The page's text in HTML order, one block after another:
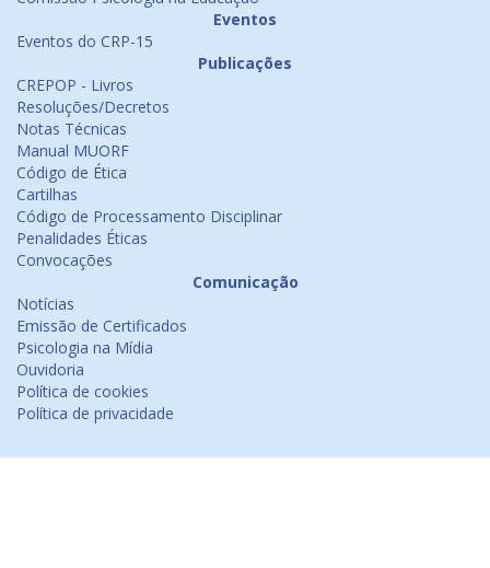
Eventos
Eventos do CRP-15
Publicações
CREPOP - Livros
Resoluções/Decretos
Notas Técnicas
Manual MUORF
Código de Ética
Cartilhas
Código de Processamento Disciplinar
Penalidades Éticas
Convocações
Comunicação
Notícias
Emissão de Certificados
Psicologia na Mídia
Ouvidoria
Política de cookies
Política de privacidade